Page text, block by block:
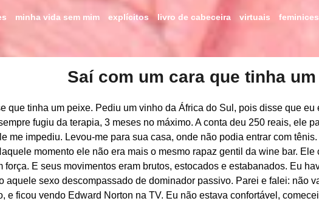
minha vida sem mim explícitos livro de cabeceira virtuais feminices
Saí com um cara que tinha
que tinha um peixe. Pediu um vinho da África do Sul, pois disse que
fugiu da terapia, 3 meses no máximo. A conta deu 250 reais, ele
me impediu. Levou-me para sua casa, onde não podia entrar com
momento ele não era mais o mesmo rapaz gentil da wine bar.
força. E seus movimentos eram brutos, estocados e estabanados. Eu
aquele sexo descompassado de dominador passivo. Parei e falei: não
e ficou vendo Edward Norton na TV. Eu não estava confortável,